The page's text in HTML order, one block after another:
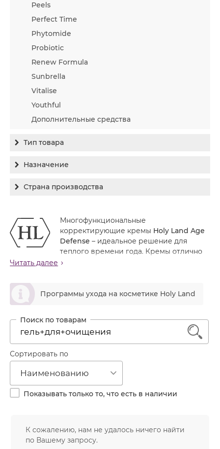
Peels
Perfect Time
Phytomide
Probiotic
Renew Formula
Sunbrella
Vitalise
Youthful
Дополнительные средства
Тип товара
Бальзам
Концентрат
Крем солнцезащитный
Крем тональный
Мусс
Мыло
Набор косметики
Пилинг
Пудра
Шампунь
Назначение
Гиперпигментация
Заживление
Лечение акне
Обновление кожи
Очищение
Против морщин
Увлажнение
Страна производства
Канада
Россия
Многофункциональные
корректирующие кремы Holy Land Age
Defense – идеальное решение для
теплого времени года. Кремы отлично
защищают кожу от УФ-лучей, помогают сохранить
естественному тону средства отлично маскируют
дефекты кожи. Их можно использовать как базу под
макияж. При регулярном применении средств
количество уже имеющихся морщин и
минимизируется вероятность появления новых.
Читать далее
ဆ Программы ухода на косметике Holy Land
1
Сортировать по
Наименованию
Показывать только то, что есть в наличии
К сожалению, нам не удалось ничего найти
по Вашему запросу.